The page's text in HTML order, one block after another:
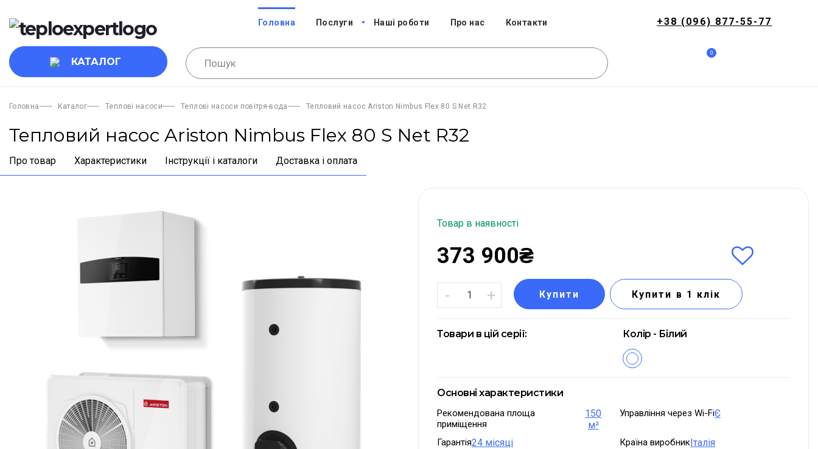
Головна Послуги Наші роботи Про нас Контакти +38 (096) 877-55-77
КАТАЛОГ
0
Головна Каталог Теплові насоси Теплові насоси повітря-вода Тепловий насос Ariston Nimbus Flex 80 S Net R32
Тепловий насос Ariston Nimbus Flex 80 S Net R32
Про товар Характеристики Інструкції і каталоги Доставка і оплата
Товар в наявності
373 900₴
- + Купити Купити в 1 клік
Товари в цій серії: Колір - Білий
Основні характеристики
Рекомендована площа
приміщення
150
м²
Управління через Wi-FiЄ
Гарантія24 місяці Країна виробникІталія